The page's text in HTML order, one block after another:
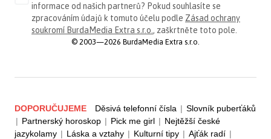
informace od našich partnerů? Pokud souhlasíte se
zpracováním údajů k tomuto účelu podle Zásad ochrany
soukromí BurdaMedia Extra s.r.o. , zaškrtněte toto pole.
© 2003—2026 BurdaMedia Extra s.r.o.
DOPORUČUJEME Děsivá telefonní čísla | Slovník puberťáků
| Partnerský horoskop | Pick me girl | Nejtěžší české
jazykolamy | Láska a vztahy | Kulturní tipy | Ajťák radí |